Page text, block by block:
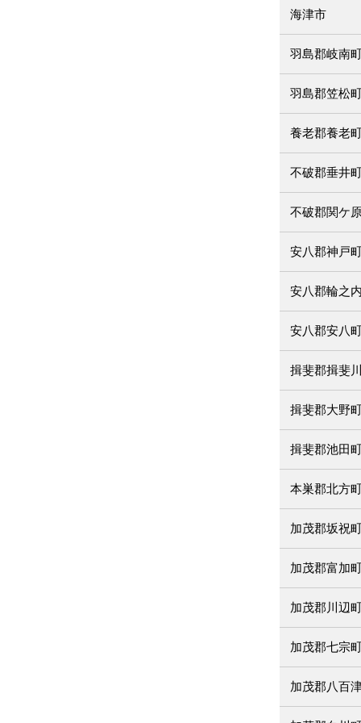
海津市
羽島郡岐南
羽島郡笠松
養老郡養老
不破郡垂井
不破郡関ケ
安八郡神戸
安八郡輪之
安八郡安八
揖斐郡揖斐
揖斐郡大野
揖斐郡池田
本巣郡北方
加茂郡坂祝
加茂郡富加
加茂郡川辺
加茂郡七宗
加茂郡八百